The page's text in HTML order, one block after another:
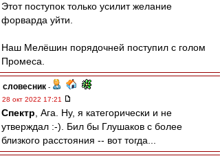
Этот поступок только усилит желание
форварда уйти.
Наш Мелёшин порядочней поступил с голом
Промеса.
словесник -
28 окт 2022 17:21
Спектр , Ага. Ну, я категорически и не
утверждал :-). Бил бы Глушаков с более
близкого расстояния -- вот тогда...